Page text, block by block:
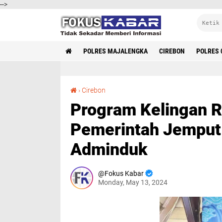
-->
POLRES MAJALENGKA CIREBON POLRES
› Cirebon
Program Kelingan
Pemerintah
Adminduk
Fokus Kabar
Monday, May 13, 2024